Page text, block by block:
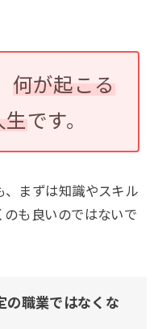
何が起こる
生です。
まずは知識やスキル
も良いのではないで
職業ではなくな